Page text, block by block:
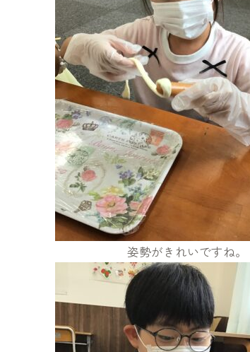
姿勢がきれいですね。